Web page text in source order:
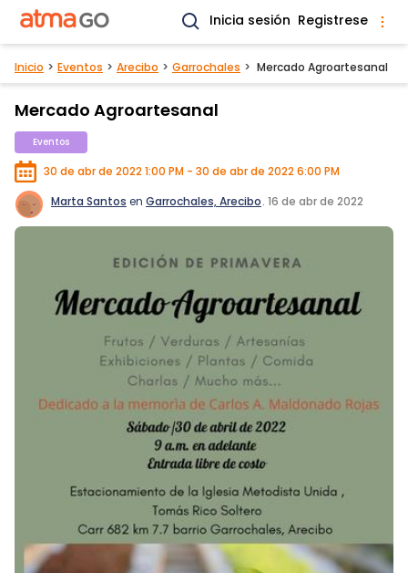
Inicia sesión Registrese
Inicio Eventos Arecibo Garrochales Mercado Agroartesanal
Mercado Agroartesanal
Eventos
30 de abr de 2022 1:00 PM - 30 de abr de 2022 6:00 PM
Marta Santos en Garrochales, Arecibo. 16 de abr de 2022